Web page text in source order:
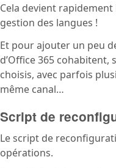
Cela devient
gestion des langues !
Et pour ajouter un peu
d’Office 365 cohabitent,
choisis, avec parfois
même canal…
Script de
Le script de
opérations.